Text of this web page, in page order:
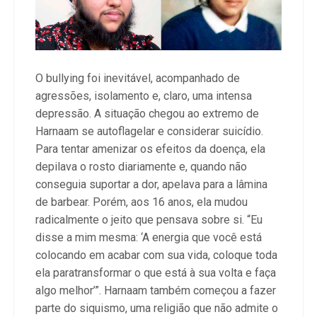
O bullying foi inevitável, acompanhado de
agressões, isolamento e, claro, uma intensa
depressão. A situação chegou ao extremo de
Harnaam se autoflagelar e considerar suicídio.
Para tentar amenizar os efeitos da doença, ela
depilava o rosto diariamente e, quando não
conseguia suportar a dor, apelava para a lâmina
de barbear. Porém, aos 16 anos, ela mudou
radicalmente o jeito que pensava sobre si. “Eu
disse a mim mesma: ‘A energia que você está
colocando em acabar com sua vida, coloque toda
ela paratransformar o que está à sua volta e faça
algo melhor’”. Harnaam também começou a fazer
parte do siquismo, uma religião que não admite o